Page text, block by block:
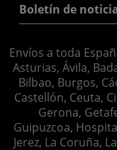
Boletín de
Envíos a toda
Asturias, Ávila,
Bilbao, Burgos,
Castellón, Ceuta,
Gerona,
Guipuzcoa,
Jerez, La Coruña,